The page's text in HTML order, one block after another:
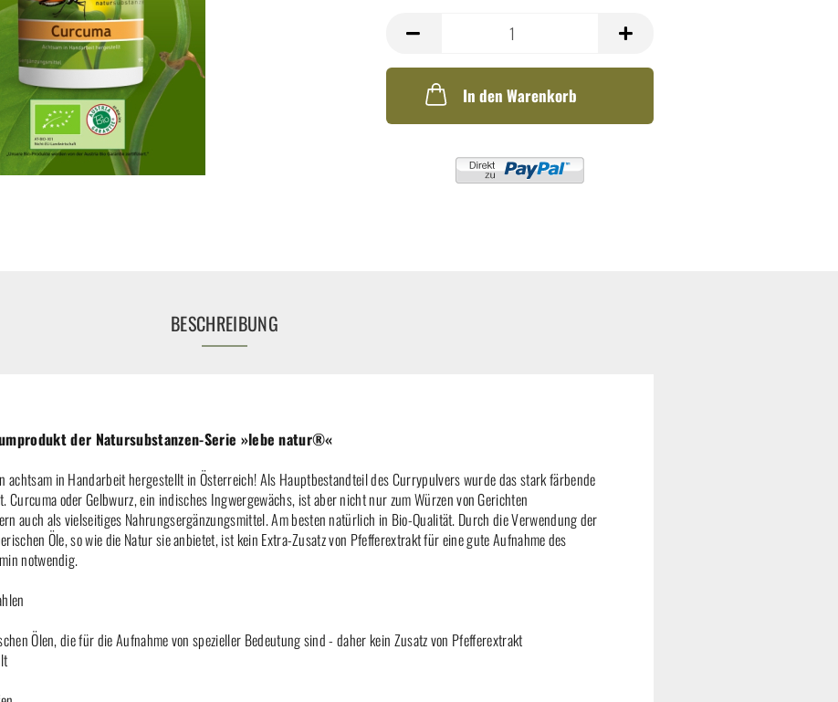
In den Warenkorb
BESCHREIBUNG
der Natursubstanzen-Serie »lebe natur®«
achtsam in Handarbeit hergestellt in Österreich! Als Hauptbestandteil des Currypulvers wurde das stark färbende
Curcuma oder Gelbwurz, ein indisches Ingwergewächs, ist aber nicht nur zum Würzen von Gerichten
auch als vielseitiges Nahrungsergänzungsmittel. Am besten natürlich in Bio-Qualität. Durch die Verwendung der
Öle, so wie die Natur sie anbietet, ist kein Extra-Zusatz von Pfefferextrakt für eine gute Aufnahme des
notwendig.
Ölen, die für die Aufnahme von spezieller Bedeutung sind - daher kein Zusatz von Pfefferextrakt